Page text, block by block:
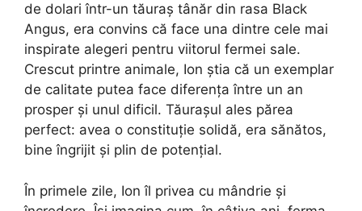
de dolari într-un tăuraș tânăr din rasa Black
Angus, era convins că face una dintre cele mai
inspirate alegeri pentru viitorul fermei sale.
Crescut printre animale, Ion știa că un exemplar
de calitate putea face diferența între un an
prosper și unul dificil. Tăurașul ales părea
perfect: avea o constituție solidă, era sănătos,
bine îngrijit și plin de potențial.
În primele zile, Ion îl privea cu mândrie și